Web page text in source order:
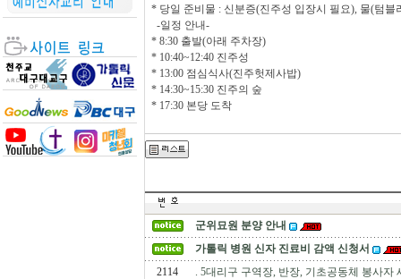
* 당일 준비물 : 신분증(진주성 입장시 필요), 물(텀블
-일정 안내-
* 8:30 출발(아래 주차장)
* 10:40~12:40 진주성
* 13:00 점심식사(진주헛제사밥)
* 14:30~15:30 진주의 숲
* 17:30 본당 도착
군위묘원 분양 안내
가톨릭 병원 신자 진료비 감액 신청서
2114
. 5대리구 구역장, 반장, 기초공동체 봉사자